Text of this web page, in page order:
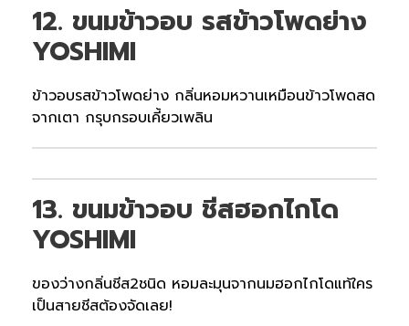
12. ขนมข้าวอบ รสข้าวโพดย่าง
YOSHIMI
ข้าวอบรสข้าวโพดย่าง กลิ่นหอมหวานเหมือนข้าวโพดสด
จากเตา กรุบกรอบเคี้ยวเพลิน
13. ขนมข้าวอบ ชีสฮอกไกโด
YOSHIMI
ของว่างกลิ่นชีส2ชนิด หอมละมุนจากนมฮอกไกโดแท้ใคร
เป็นสายชีสต้องจัดเลย!